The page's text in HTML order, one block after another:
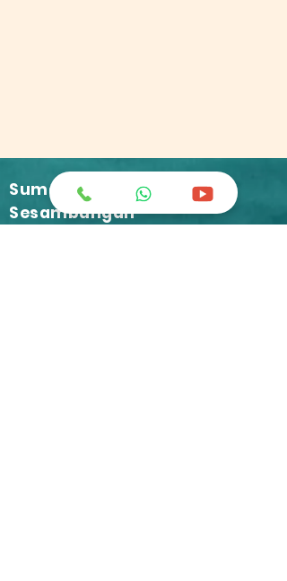
Sumangga
Sesambungan